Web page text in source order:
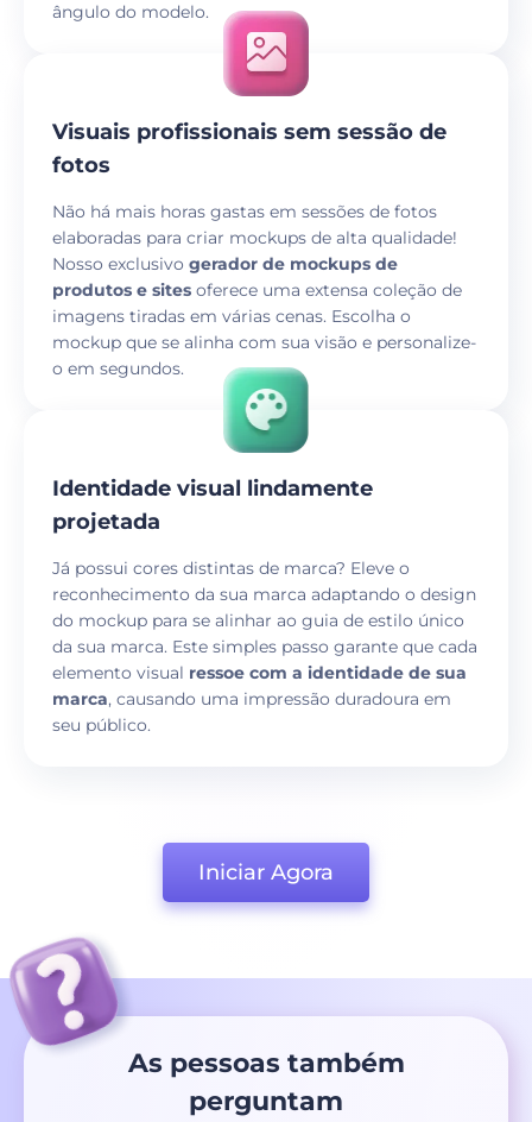
ângulo do modelo.
Visuais profissionais sem sessão de
fotos
Não há mais horas gastas em sessões de fotos
elaboradas para criar mockups de alta qualidade!
Nosso exclusivo gerador de mockups de
produtos e sites oferece uma extensa coleção de
imagens tiradas em várias cenas. Escolha o
mockup que se alinha com sua visão e personalize-
o em segundos.
Identidade visual lindamente
projetada
Já possui cores distintas de marca? Eleve o
reconhecimento da sua marca adaptando o design
do mockup para se alinhar ao guia de estilo único
da sua marca. Este simples passo garante que cada
elemento visual ressoe com a identidade de sua
marca, causando uma impressão duradoura em
seu público.
Iniciar Agora
As pessoas também
perguntam